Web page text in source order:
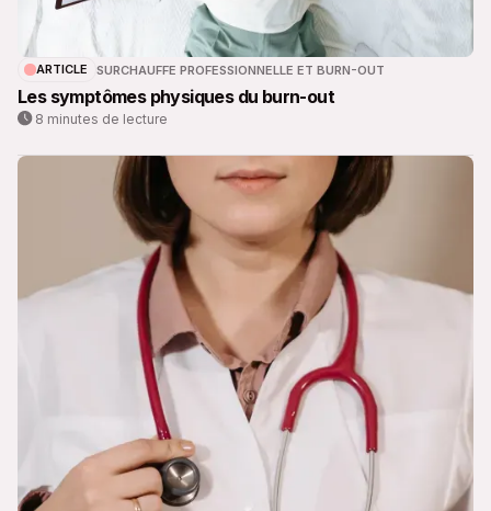
ARTICLE SURCHAUFFE PROFESSIONNELLE ET BURN-OUT
Les symptômes physiques du burn-out
8 minutes de lecture